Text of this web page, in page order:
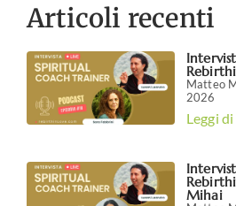
Articoli recenti
Matteo
2026
Leggi di
Mihai